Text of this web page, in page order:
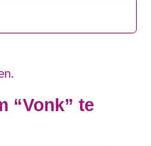
“Vonk” te